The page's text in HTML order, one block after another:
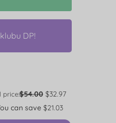
DP!
price:$54.00 $32.97
can save $21.03